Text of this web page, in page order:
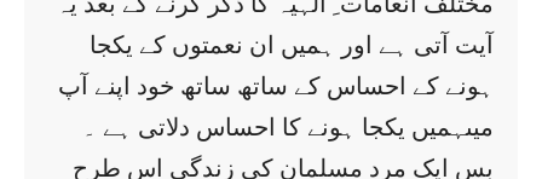
آیت آتی ہے اور ہمیں ان نعمتوں کے یکجا
ہونے کے احساس کے ساتھ ساتھ خود اپنے آپ
میںہمیں یکجا ہونے کا احساس دلاتی ہے ۔
بس ایک مرد مسلمان کی زندگی اس طرح